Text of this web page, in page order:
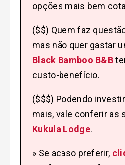
opções mais bem
($$) Quem faz
mas não quer gastar
Black Bamboo B&B
custo-benefício.
($$$) Podendo
mais, vale conferir as
Kukula Lodge.
» Se acaso preferir,